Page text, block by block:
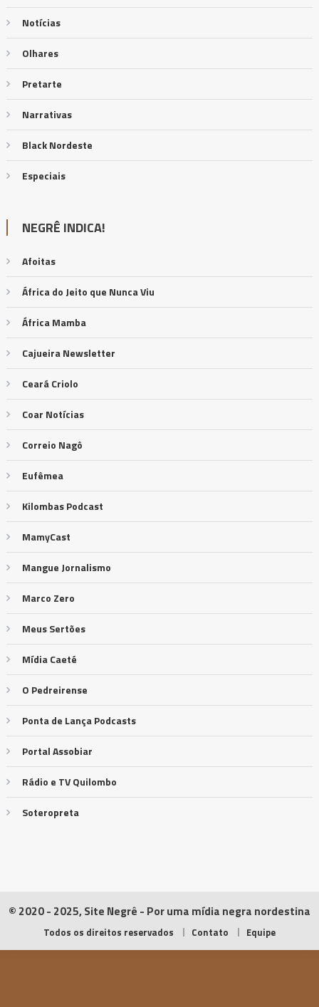
Notícias
Olhares
Pretarte
Narrativas
Black Nordeste
Especiais
NEGRÊ INDICA!
Afoitas
África do Jeito que Nunca Viu
África Mamba
Cajueira Newsletter
Ceará Criolo
Coar Notícias
Correio Nagô
Eufêmea
Kilombas Podcast
MamyCast
Mangue Jornalismo
Marco Zero
Meus Sertões
Mídia Caeté
O Pedreirense
Ponta de Lança Podcasts
Portal Assobiar
Rádio e TV Quilombo
Soteropreta
© 2020 - 2025, Site Negrê - Por uma mídia negra nordestina
Todos os direitos reservados Contato Equipe